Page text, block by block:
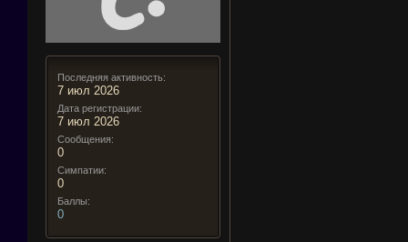
Последняя активность:
7 июл 2026
Дата регистрации:
7 июл 2026
Сообщения:
0
Симпатии:
0
Баллы:
0